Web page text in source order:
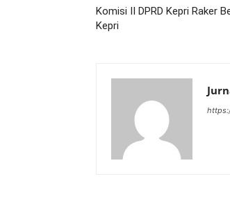
Komisi II DPRD Kepri Raker
Kepri